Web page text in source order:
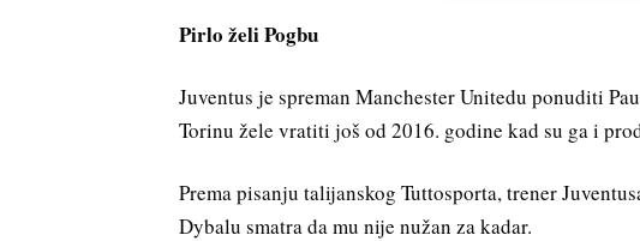
Pirlo želi Pogbu
Juventus je spreman Manchester Unitedu ponuditi
Torinu žele vratiti još od 2016. godine kad su ga i
Prema pisanju talijanskog Tuttosporta, trener
Dybalu smatra da mu nije nužan za kadar.